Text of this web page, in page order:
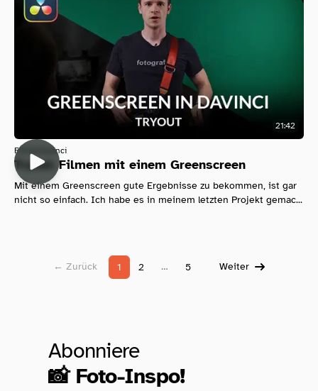
21:42
Filmen Davinci
Tryout: Filmen mit einem Greenscreen
Mit einem Greenscreen gute Ergebnisse zu bekommen, ist gar
nicht so einfach. Ich habe es in meinem letzten Projekt gemac...
← Zurück 1 2 … 5 Weiter
Abonniere
📸 Foto-Inspo!